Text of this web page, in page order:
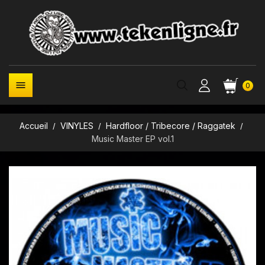
0

Accueil VINYLES
Hardfloor / Tribecore / Raggatek
Music Master EP vol.1